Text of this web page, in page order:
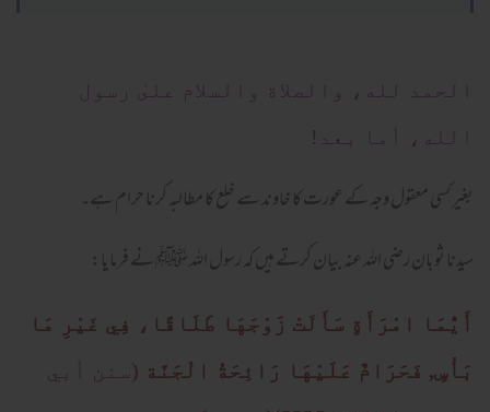
الحمد لله، والصلاة والسلام علىٰ رسول
الله، أما بعد !
بغیر کسی معقول وجہ کے عورت کا خاوند سے خلع کا مطالبہ کرنا حرام ہے۔
سیدنا ثوبانرضی اللہ عنہبیان کرتے ہیں کہ رسول اللہ ﷺ نے فرمایا:
أَيُّمَا امْرَأَةٍ سَأَلَتْ زَوْجَهَا طَلَاقًا، فِي غَيْرِ مَا
بَأْسٍ, فَحَرَامٌ عَلَيْهَا رَائِحَةُ الْجَنَّة (سنن أبي